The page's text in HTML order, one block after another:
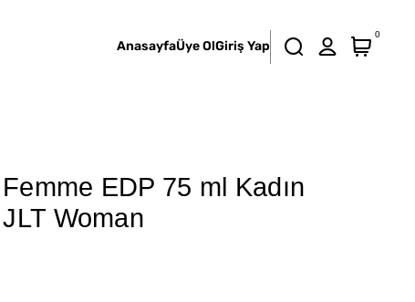
AnasayfaÜye OlGiriş Yap
0
EDP 75 ml Kadın
Woman